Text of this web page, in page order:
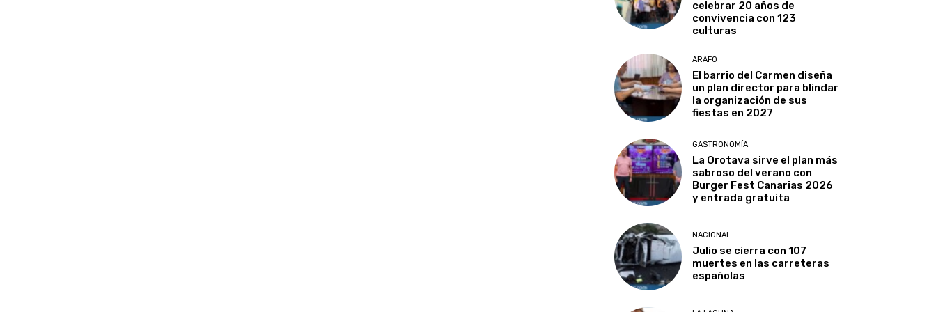
celebrar 20 años de
convivencia con 123
culturas
ARAFO
El barrio del Carmen diseña
un plan director para blindar
la organización de sus
fiestas en 2027
GASTRONOMÍA
La Orotava sirve el plan más
sabroso del verano con
Burger Fest Canarias 2026
y entrada gratuita
NACIONAL
Julio se cierra con 107
muertes en las carreteras
españolas